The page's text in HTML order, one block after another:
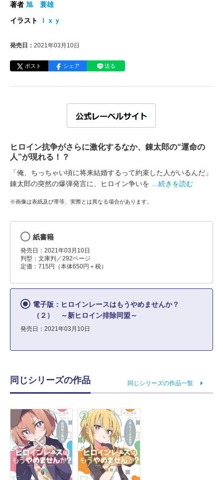
著者 旭 蓑雄
イラスト
Ｉｘｙ
発売日： 2021年03月10日
ポスト シェア 送る
ヒロイン抗争がさらに激化するなか、錬太郎の“運命の
人”が現れる！？
「俺、ちっちゃい頃に将来結婚するって約束した人がいるんだ」
錬太郎の突然の爆弾発言に、ヒロイン争いを
…続きを読む
※画像は表紙及び帯等、実際とは異なる場合があります。
紙書籍
発売日：2021年03月10日
判型：文庫判／292ページ
定価：715円（本体650円＋税）
電子版：ヒロインレースはもうやめませんか？
（２） ～新ヒロイン排除同盟～
発売日：2021年03月10日
同じシリーズの作品 同じシリーズの作品一覧